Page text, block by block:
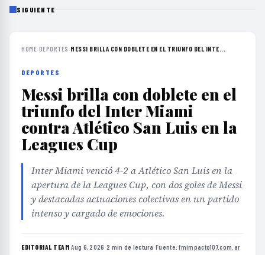
SIGUIENTE
HOME›DEPORTES ›MESSI BRILLA CON DOBLETE EN EL TRIUNFO DEL INTE...
DEPORTES
Messi brilla con doblete en el
triunfo del Inter Miami
contra Atlético San Luis en la
Leagues Cup
Inter Miami venció 4-2 a Atlético San Luis en la
apertura de la Leagues Cup, con dos goles de Messi
y destacadas actuaciones colectivas en un partido
intenso y cargado de emociones.
EDITORIAL TEAM·Aug 6, 2026 ·2 min de lectura ·Fuente:fmimpacto107.com.ar